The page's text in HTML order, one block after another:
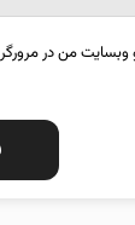
وبسایت من در